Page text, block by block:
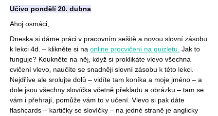
Učivo pondělí 20. dubna
Ahoj osmáci,
Dneska si dáme práci v pracovním sešitě a novou slovní zásobu
k lekci 4d. – klikněte si na online procvičení na quizletu. Jak to
funguje? Koukněte na něj, když si proklikáte vlevo všechna
cvičení vlevo, naučíte se snadněji slovní zásobu k této lekci.
Nejdříve ale srolujte dolů – vidíte tam koníka a moje jméno – a
dole jsou všechny slovíčka včetně překladu a obrázku – tam se
vám i přehrají, pomůže vám to v učení. Vlevo si pak dáte
flashcards – kartičky se slovíčky – na jedné straně je anglicky